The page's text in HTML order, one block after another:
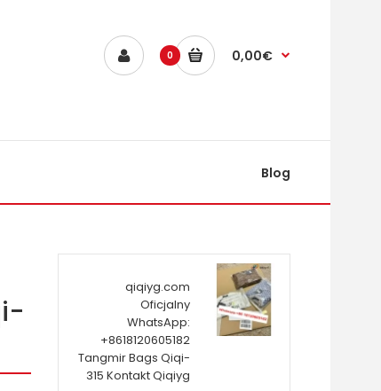
0 0,00€
Blog
qiqiyg.com
Oficjalny
WhatsApp:
+8618120605182
Tangmir Bags Qiqi-
315 Kontakt Qiqiyg